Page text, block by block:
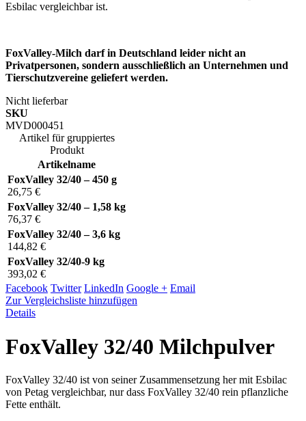
Esbilac vergleichbar ist.
FoxValley-Milch darf in Deutschland leider nicht an
Privatpersonen, sondern ausschließlich an Unternehmen und
Tierschutzvereine geliefert werden.
Nicht lieferbar
SKU
MVD000451
Artikel für gruppiertes
Produkt
Artikelname
FoxValley 32/40 – 450 g
26,75 €
FoxValley 32/40 – 1,58 kg
76,37 €
FoxValley 32/40 – 3,6 kg
144,82 €
FoxValley 32/40-9 kg
393,02 €
Facebook Twitter LinkedIn Google + Email
Zur Vergleichsliste hinzufügen
Details
FoxValley 32/40 Milchpulver
FoxValley 32/40 ist von seiner Zusammensetzung her mit Esbilac
von Petag vergleichbar, nur dass FoxValley 32/40 rein pflanzliche
Fette enthält.